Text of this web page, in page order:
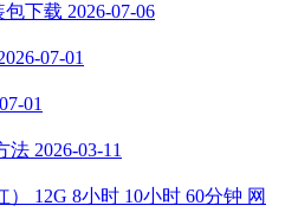
包下载 2026-07-06
07-01
01
法 2026-03-11
12G 8小时 10小时 60分钟 网